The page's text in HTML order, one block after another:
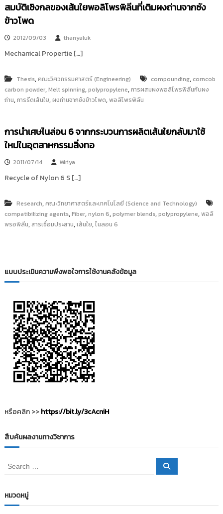
สมบัติเชิงกลของเส้นใยพอลิโพรพิลีนที่เติมผงถ่านจากซัง
ข้าวโพด
2012/09/03 thanyaluk
Mechanical Propertie […]
Thesis,คณะวิศวกรรมศาสตร์ (Engineering) compounding, corncob
carbon powder,Melt spinning,polypropylene,การผสมผงพอลิโพรพิลีนกับผง
ถ่าน,การรีดเส้นใย,ผงถ่านจากซังข้าวโพด,พอลิโพรพิลีน
การนำเศษไนล่อน 6 จากกระบวนการผลิตเส้นใยกลับมาใช้
ใหม่ในอุตสาหกรรมสิ่งทอ
2011/07/14 Wiriya
Recycle of Nylon 6 S […]
Research,คณะวิทยาศาสตร์และเทคโนโลยี (Science and Technology)
compatibilizing agents,Fiber,nylon 6,polymer blends,polypropylene,พอลิ
พรอพิลีน, สารเชื่อมประสาน,เส้นใย,ไนลอน 6
แบบประเมินความพึงพอใจการใช้งานคลังข้อมูล
หรือคลิก >>https://bit.ly/3cAcniH
สืบค้นผลงานทางวิชาการ
e
r
c
S
หมวดหมู่